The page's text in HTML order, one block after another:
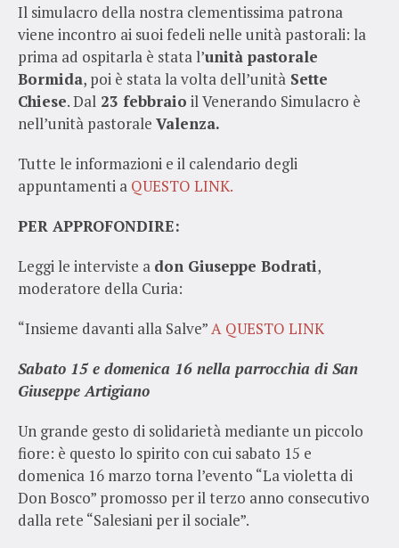
Il simulacro della nostra clementissima patrona
viene incontro ai suoi fedeli nelle unità pastorali: la
prima ad ospitarla è stata l’unità pastorale
Bormida, poi è stata la volta dell’unità Sette
Chiese. Dal 23 febbraio il Venerando Simulacro è
nell’unità pastorale Valenza.
Tutte le informazioni e il calendario degli
appuntamenti a QUESTO LINK.
PER APPROFONDIRE:
Leggi le interviste a don Giuseppe Bodrati,
moderatore della Curia:
“Insieme davanti alla Salve”A QUESTO LINK
Sabato 15 e domenica 16 nella parrocchia di San
Giuseppe Artigiano
Un grande gesto di solidarietà mediante un piccolo
fiore: è questo lo spirito con cui sabato 15 e
domenica 16 marzo torna l’evento “La violetta di
Don Bosco” promosso per il terzo anno consecutivo
dalla rete “Salesiani per il sociale”.